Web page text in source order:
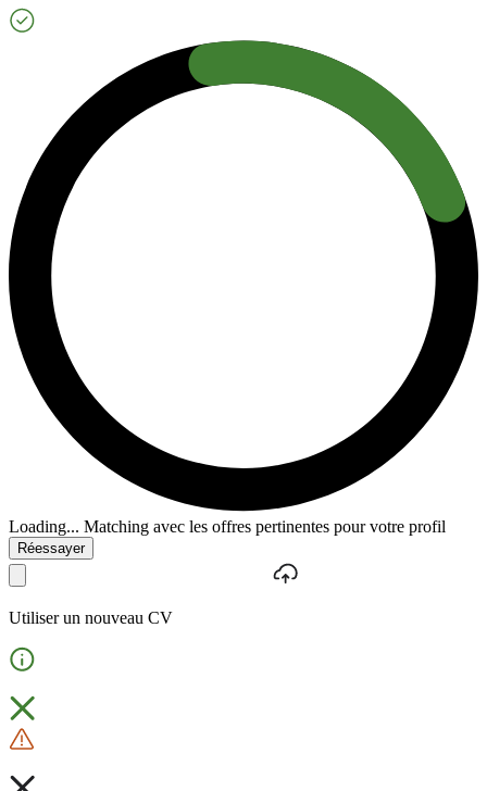
Loading... Matching avec les offres pertinentes pour votre profil
Réessayer
Utiliser un nouveau CV